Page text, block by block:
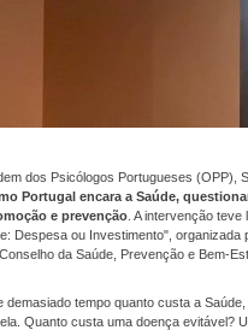
dos Psicólogos Portugueses (OPP),
Portugal encara a Saúde,
e prevenção . A intervenção
Despesa ou Investimento", organizada
da Saúde, Prevenção e Bem-
demasiado tempo quanto custa a
Quanto custa uma doença evitável?